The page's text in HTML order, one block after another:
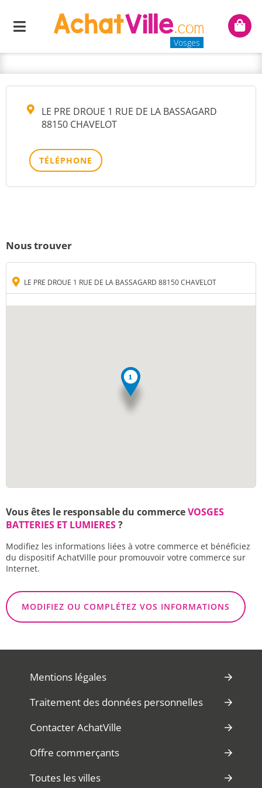
Menu
Vosges
Mon
VOSGES BATTERIES ET
LE PRE DROUE 1 RUE DE LA BASSAGARD
88150 CHAVELOT
TÉLÉPHONE
Nous trouver
LE PRE DROUE 1 RUE DE LA BASSAGARD 88150 CHAVELOT
Vous êtes le responsable du commerceVOSGES
BATTERIES ET LUMIERES?
Modifiez les informations liées à votre commerce et bénéficiez
du dispositif AchatVille pour promouvoir votre commerce sur
Internet.
MODIFIEZ OU COMPLÉTEZ VOS INFORMATIONS
Mentions légales
Traitement des données personnelles
Contacter AchatVille
Offre commerçants
Toutes les villes